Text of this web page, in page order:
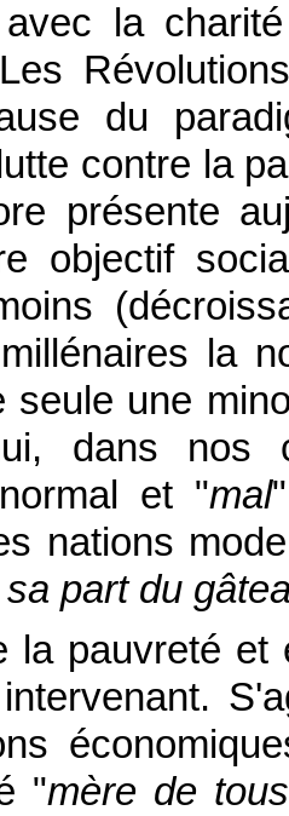
avec la
du
contre la
présente
objectif
la
seule une
dans nos
et "mal
nations
part du
la pauvreté
"mère de